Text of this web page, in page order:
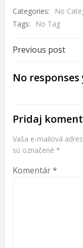
Categories:
No
Tags:
No Tag
v
Previous post
No responses
Pridaj
Vaša e-mailová
sú označené *
Komentár*